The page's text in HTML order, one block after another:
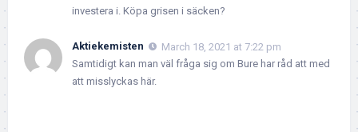
investera i. Köpa grisen i säcken?
Aktiekemisten
March 18, 2021 at 7:22 pm
Samtidigt kan man väl fråga sig om Bure har råd att med
att misslyckas här.